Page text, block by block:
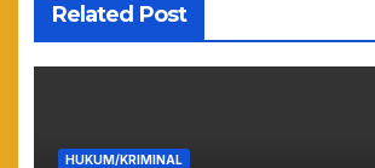
Related Post
HUKUM/KRIMINAL